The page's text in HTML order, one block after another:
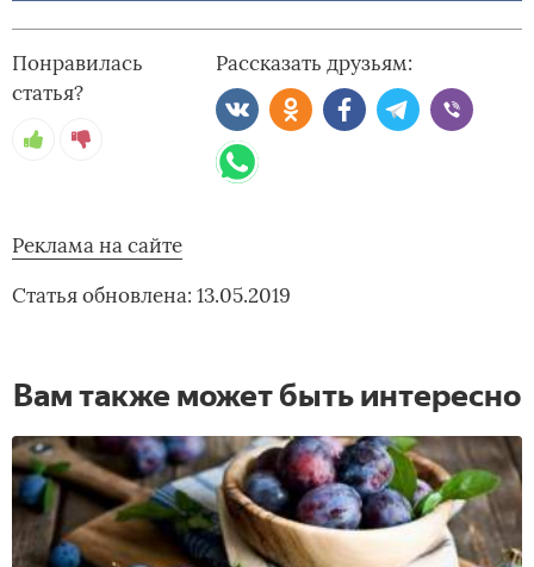
Понравилась
статья?
Рассказать друзьям:
Реклама на сайте
Статья обновлена: 13.05.2019
Вам также может быть интересно